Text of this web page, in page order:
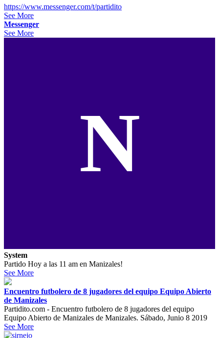
https://www.messenger.com/t/partidito
See More
Messenger
See More
N
System
Partido Hoy a las 11 am en Manizales!
See More
Encuentro futbolero de 8 jugadores del equipo Equipo Abierto
de Manizales
Partidito.com - Encuentro futbolero de 8 jugadores del equipo
Equipo Abierto de Manizales de Manizales. Sábado, Junio 8 2019
See More